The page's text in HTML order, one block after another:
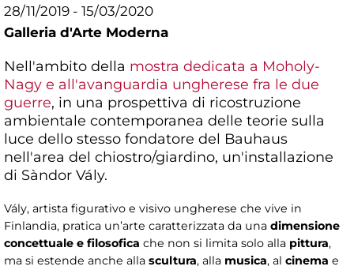
28/11/2019 - 15/03/2020
Galleria d'Arte Moderna
Nell'ambito della mostra dedicata a Moholy-
Nagy e all'avanguardia ungherese fra le due
guerre, in una prospettiva di ricostruzione
ambientale contemporanea delle teorie sulla
luce dello stesso fondatore del Bauhaus
nell'area del chiostro/giardino, un'installazione
di Sàndor Vály.
Vály, artista figurativo e visivo ungherese che vive in
Finlandia, pratica un’arte caratterizzata da una dimensione
concettuale e filosofica che non si limita solo alla pittura,
ma si estende anche alla scultura, alla musica, al cinema e